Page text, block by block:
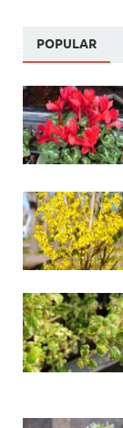
POPULAR